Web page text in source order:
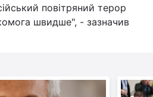
повітряний терор
швидше", - зазначив